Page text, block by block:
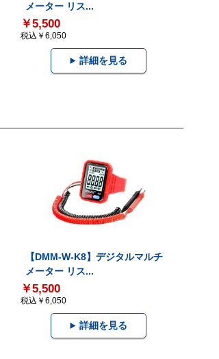
メーター リス...
￥5,500
税込￥6,050
詳細を見る
【DMM-W-K8】デジタルマルチ
メーター リス...
￥5,500
税込￥6,050
詳細を見る